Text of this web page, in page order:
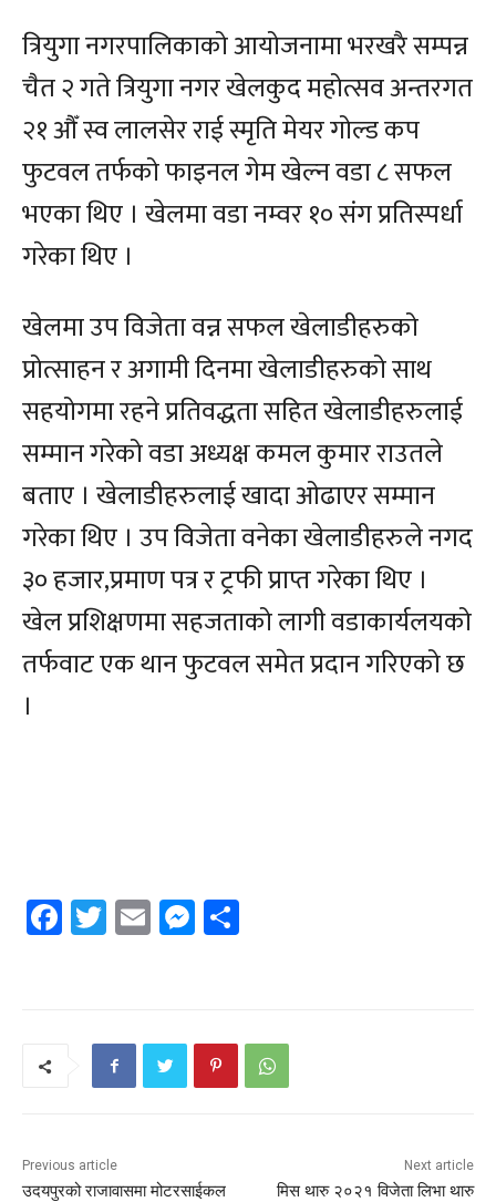
त्रियुगा नगरपालिकाको आयोजनामा भरखरै सम्पन्न
चैत २ गते त्रियुगा नगर खेलकुद महोत्सव अन्तरगत
२१ औँ स्व लालसेर राई स्मृति मेयर गोल्ड कप
फुटवल तर्फको फाइनल गेम खेल्न वडा ८ सफल
भएका थिए । खेलमा वडा नम्वर १० संग प्रतिस्पर्धा
गरेका थिए ।
खेलमा उप विजेता वन्न सफल खेलाडीहरुको
प्रोत्साहन र अगामी दिनमा खेलाडीहरुको साथ
सहयोगमा रहने प्रतिवद्धता सहित खेलाडीहरुलाई
सम्मान गरेको वडा अध्यक्ष कमल कुमार राउतले
बताए । खेलाडीहरुलाई खादा ओढाएर सम्मान
गरेका थिए । उप विजेता वनेका खेलाडीहरुले नगद
३० हजार,प्रमाण पत्र र ट्रफी प्राप्त गरेका थिए ।
खेल प्रशिक्षणमा सहजताको लागी वडाकार्यलयको
तर्फवाट एक थान फुटवल समेत प्रदान गरिएको छ
।
Facebook
Twitter
EmailMessenger
Previous article
उदयपुरको राजावासमा मोटरसाईकल
Next article
मिस थारु २०२१ विजेता लिभा थारु